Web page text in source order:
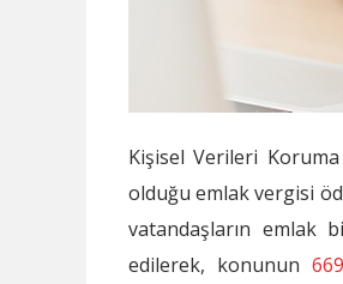
Kişisel Verileri
olduğu emlak vergisi
vatandaşların emlak
edilerek, konunun